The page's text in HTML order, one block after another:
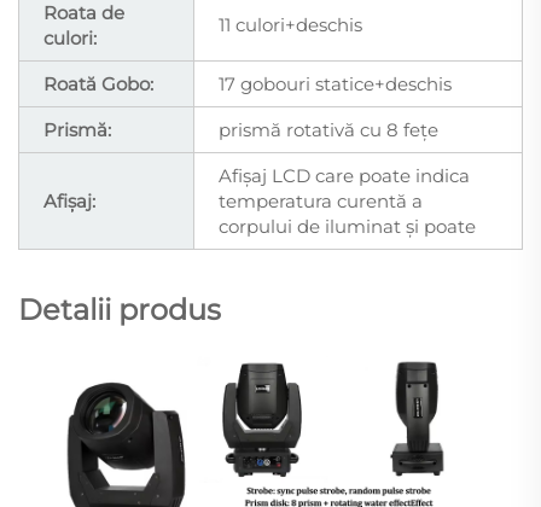
Roata de
culori:
11 culori+deschis
Roată Gobo:
17 gobouri statice+deschis
Prismă:
prismă rotativă cu 8 fețe
Afișaj:
Afișaj LCD care poate indica
temperatura curentă a
corpului de iluminat și poate
Detalii produs